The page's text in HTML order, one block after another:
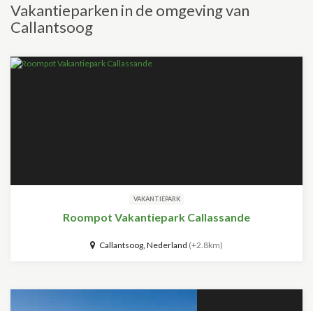
Vakantieparken in de omgeving van
Callantsoog
VAKANTIEPARK
Roompot Vakantiepark Callassande
Callantsoog, Nederland (+2.8km)